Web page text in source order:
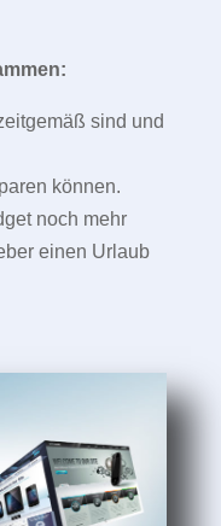
sind und
können.
noch mehr
einen Urlaub